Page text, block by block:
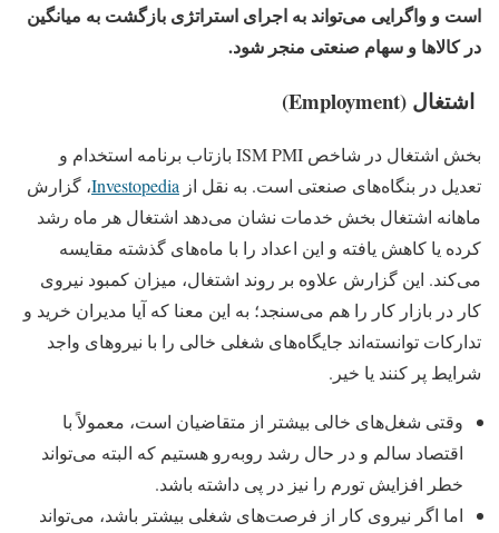
است و واگرایی می‌تواند به اجرای استراتژی بازگشت به میانگین
در کالاها و سهام صنعتی منجر شود.
اشتغال (Employment)
بخش اشتغال در شاخص ISM PMI بازتاب برنامه استخدام و
تعدیل در بنگاه‌های صنعتی است. به نقل از Investopedia، گزارش
ماهانه اشتغال بخش خدمات نشان می‌دهد اشتغال هر ماه رشد
کرده یا کاهش یافته و این اعداد را با ماه‌های گذشته مقایسه
می‌کند. این گزارش علاوه بر روند اشتغال، میزان کمبود نیروی
کار در بازار کار را هم می‌سنجد؛ به این معنا که آیا مدیران خرید و
تدارکات توانسته‌اند جایگاه‌های شغلی خالی را با نیروهای واجد
شرایط پر کنند یا خیر.
وقتی شغل‌های خالی بیشتر از متقاضیان است، معمولاً با
اقتصاد سالم و در حال رشد روبه‌رو هستیم که البته می‌تواند
خطر افزایش تورم را نیز در پی داشته باشد.
اما اگر نیروی کار از فرصت‌های شغلی بیشتر باشد، می‌تواند